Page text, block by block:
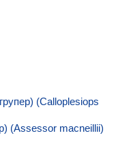
(Calloplesiops
(Assessor macneillii)